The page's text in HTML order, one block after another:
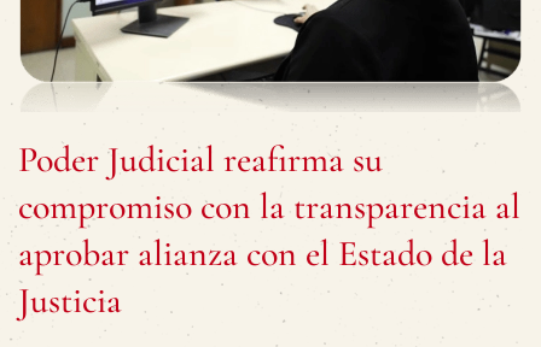
Poder Judicial reafirma su
compromiso con la transparencia al
aprobar alianza con el Estado de la
Justicia